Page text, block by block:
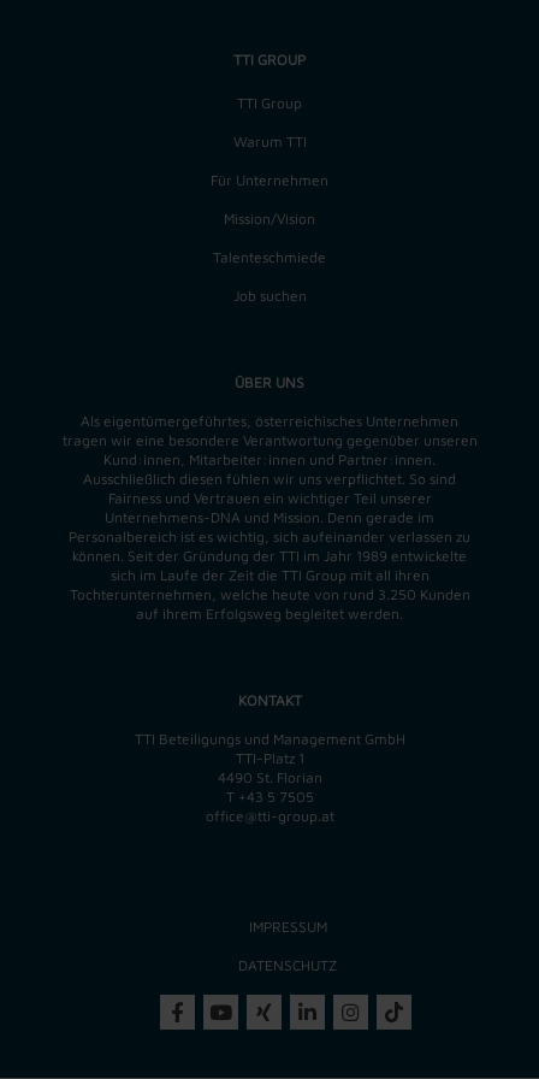
TTI GROUP
TTI Group
Warum TTI
Für Unternehmen
Mission/Vision
Talenteschmiede
Job suchen
ÜBER UNS
Als eigentümergeführtes, österreichisches Unternehmen
tragen wir eine besondere Verantwortung gegenüber unseren
Kund:innen, Mitarbeiter:innen und Partner:innen.
Ausschließlich diesen fühlen wir uns verpflichtet. So sind
Fairness und Vertrauen ein wichtiger Teil unserer
Unternehmens-DNA und Mission . Denn gerade im
Personalbereich ist es wichtig, sich aufeinander verlassen zu
können. Seit der Gründung der TTI im Jahr 1989 entwickelte
sich im Laufe der Zeit die TTI Group mit all ihren
Tochterunternehmen, welche heute von rund 3.250 Kunden
auf ihrem Erfolgsweg begleitet werden.
KONTAKT
TTI Beteiligungs und Management GmbH
TTI-Platz 1
4490 St. Florian
T +43 5 7505
office@tti-group.at
IMPRESSUM
DATENSCHUTZ